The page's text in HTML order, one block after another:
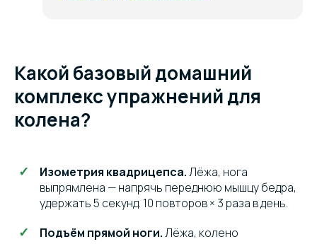
Какой базовый домашний
комплекс упражнений для
колена?
Изометрия квадрицепса.Лёжа, нога
выпрямлена — напрячь переднюю мышцу бедра,
удержать 5 секунд. 10 повторов × 3 раза в день.
Подъём прямой ноги.Лёжа, колено